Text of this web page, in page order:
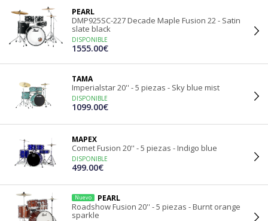
PEARL
DMP925SC-227 Decade Maple Fusion 22 - Satin
slate black
DISPONIBLE
1555.00€
TAMA
Imperialstar 20'' - 5 piezas - Sky blue mist
DISPONIBLE
1099.00€
MAPEX
Comet Fusion 20'' - 5 piezas - Indigo blue
DISPONIBLE
499.00€
Nuevo PEARL
Roadshow Fusion 20'' - 5 piezas - Burnt orange
sparkle